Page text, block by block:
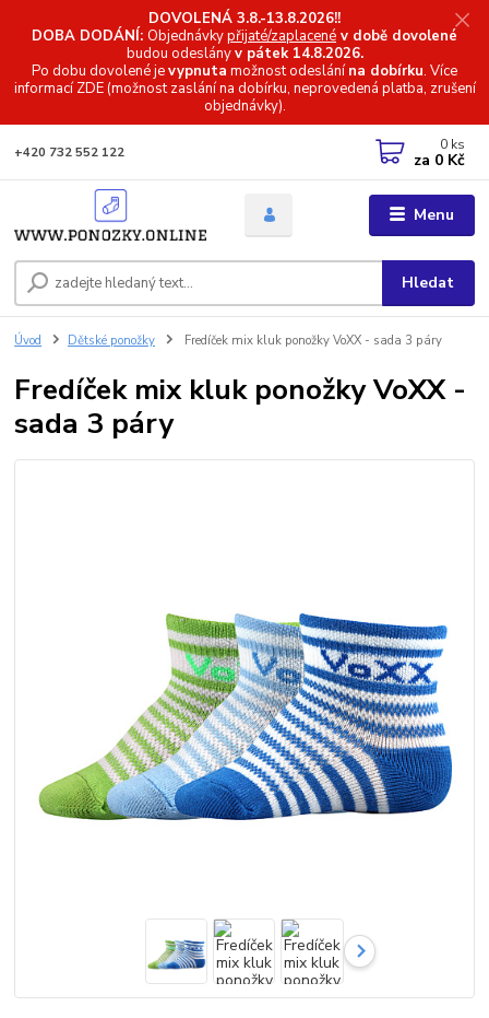
DOVOLENÁ 3.8.-13.8.2026!!
DOBA DODÁNÍ: Objednávkypřijaté/zaplacené v době dovolené
budou odeslányv pátek 14.8.2026.
Po dobu dovolené jevypnuta možnost odeslánína dobírku. Více
informacíZDE (možnost zaslání na dobírku, neprovedená platba, zrušení
objednávky).
Menu
Hledat
+420 732 552 122 0 ks
za 0 Kč
Úvod Dětské ponožky Fredíček mix kluk ponožky VoXX - sada 3 páry
Fredíček mix kluk ponožky VoXX -
sada 3 páry